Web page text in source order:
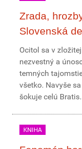
Zrada,
Slovenská
Ocitol sa v
nezvestný a
temných
všetko. Navyše
šokuje celú
KNIHA